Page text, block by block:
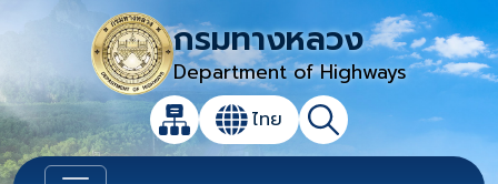
กรมทางหลวง
Department of Highways
แผนผังเว็บไซต์
เปลี่ยนภาษา
ไทย ค้นหา
เปิดกล่องค้นหาข้อมูลหลักของเว็บไซต์